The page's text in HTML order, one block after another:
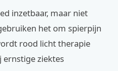
inzetbaar, maar niet
het om spierpijn
rood licht therapie
ziektes